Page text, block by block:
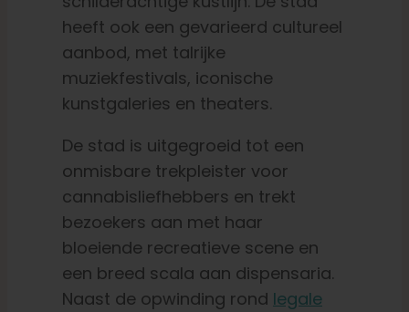
heeft ook een gevarieerd cultureel
aanbod, met talrijke
muziekfestivals, iconische
kunstgaleries en theaters.
De stad is uitgegroeid tot een
onmisbare trekpleister voor
cannabisliefhebbers en trekt
bezoekers aan met haar
bloeiende recreatieve scene en
een breed scala aan dispensaria.
Naast de opwinding rond legale